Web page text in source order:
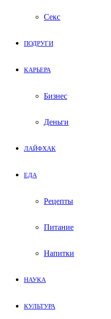
Секс
ПОДРУГИ
КАРЬЕРА
Бизнес
Деньги
ЛАЙФХАК
ЕДА
Рецепты
Питание
Напитки
НАУКА
КУЛЬТУРА